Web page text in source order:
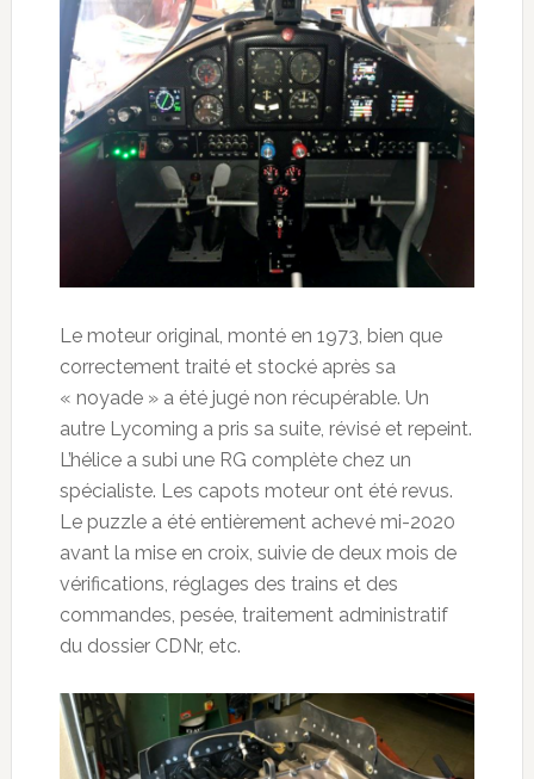
Le moteur original, monté en 1973, bien que
correctement traité et stocké après sa
« noyade » a été jugé non récupérable. Un
autre Lycoming a pris sa suite, révisé et repeint.
L’hélice a subi une RG complète chez un
spécialiste. Les capots moteur ont été revus.
Le puzzle a été entièrement achevé mi-2020
avant la mise en croix, suivie de deux mois de
vérifications, réglages des trains et des
commandes, pesée, traitement administratif
du dossier CDNr, etc.